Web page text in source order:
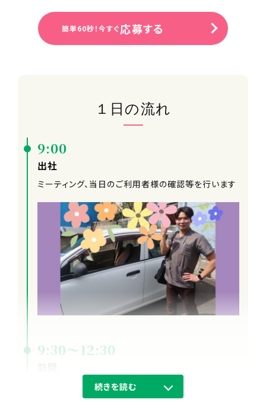
簡単60秒！今すぐ応募する
１日の流れ
続きを読む
9:00
出社
ミーティング、当日のご利用者様の確認等を行います
9:30～12:30
１～２件のご利用者様宅を回ります。